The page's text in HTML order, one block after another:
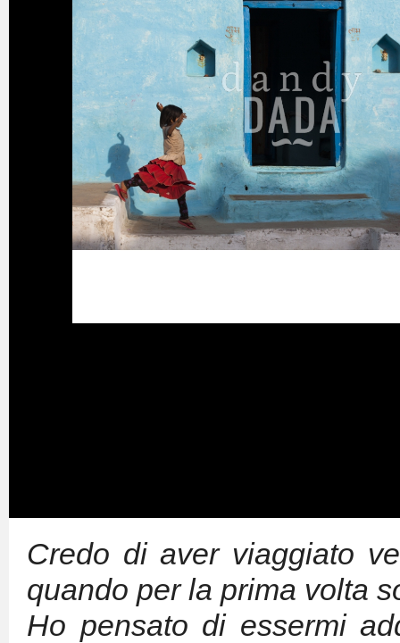
Credo di aver viaggiato
quando per la prima volta
Ho pensato di essermi